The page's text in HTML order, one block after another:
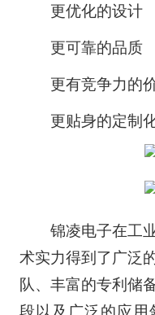
更优化的设计
更可靠的品质
更有竞争力的
更贴身的定制
锦凌电子在工业
术实力得到了广泛
队、丰富的专利储
段以及广泛的应